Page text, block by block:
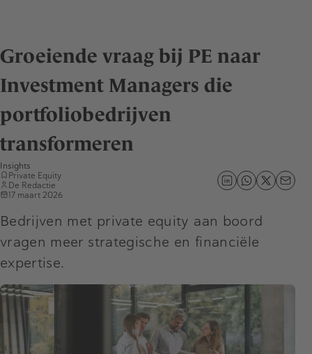
Groeiende vraag bij PE naar
Investment Managers die
portfoliobedrijven
transformeren
Insights
Private Equity
De Redactie
17 maart 2026
Bedrijven met private equity aan boord
vragen meer strategische en financiële
expertise.